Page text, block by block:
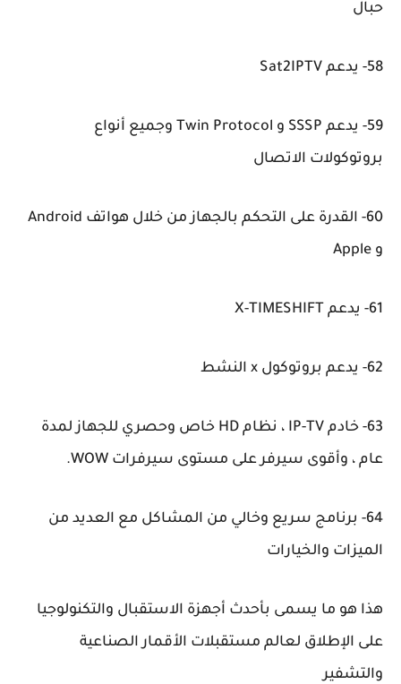
حبال
58- يدعم Sat2IPTV
59- يدعم SSSP و Twin Protocol وجميع أنواع
بروتوكولات الاتصال
60- القدرة على التحكم بالجهاز من خلال هواتف Android
و Apple
61- يدعم X-TIMESHIFT
62- يدعم بروتوكول x النشط
63- خادم IP-TV ، نظام HD خاص وحصري للجهاز لمدة
عام ، وأقوى سيرفر على مستوى سيرفرات WOW.
64- برنامج سريع وخالي من المشاكل مع العديد من
الميزات والخيارات
هذا هو ما يسمى بأحدث أجهزة الاستقبال والتكنولوجيا
على الإطلاق لعالم مستقبلات الأقمار الصناعية
والتشفير